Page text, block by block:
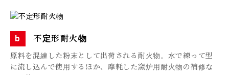
不定形耐火物
原料を混練した粉末として出荷される耐火物。水で練って型
に流し込んで使用するほか、摩耗した窯炉用耐火物の補修な